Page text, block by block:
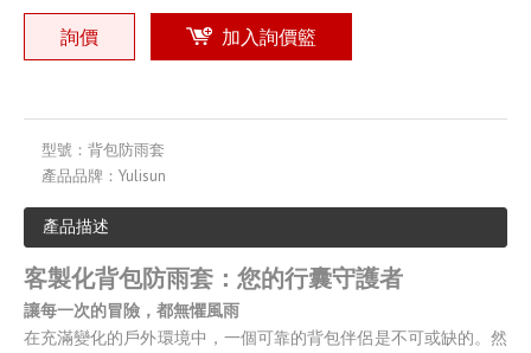
詢價 加入詢價籃
型號： 背包防雨套
產品品牌： Yulisun
產品描述
客製化背包防雨套：您的行囊守護者
讓每一次的冒險，都無懼風雨
在充滿變化的戶外環境中，一個可靠的背包伴侶是不可或缺的。然